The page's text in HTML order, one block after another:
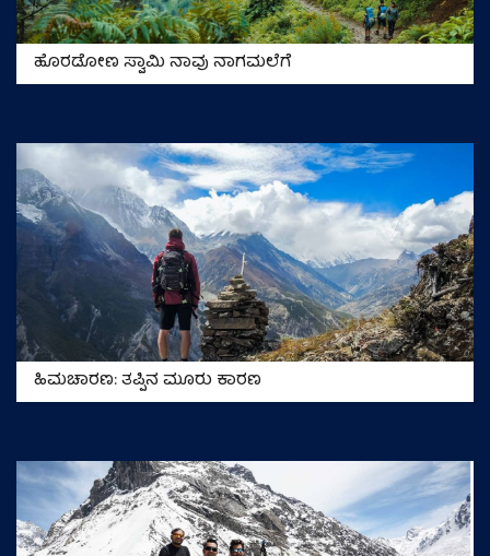
ಹೊರಡೋಣ ಸ್ವಾಮಿ ನಾವು ನಾಗಮಲೆಗೆ
ಹಿಮಚಾರಣ: ತಪ್ಪಿನ ಮೂರು ಕಾರಣ